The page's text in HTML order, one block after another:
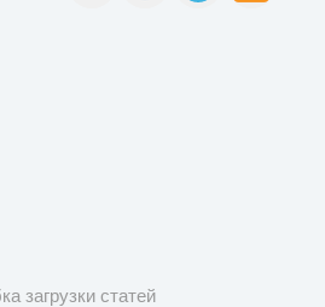
загрузки статей